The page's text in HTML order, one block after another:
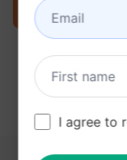
立即
I agree to